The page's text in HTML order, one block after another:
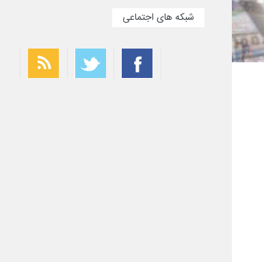
شبکه های اجتماعی